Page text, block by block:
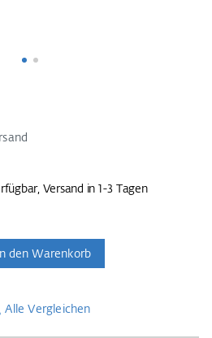
Versand in 1-3 Tagen
In den Warenkorb
Alle Vergleichen